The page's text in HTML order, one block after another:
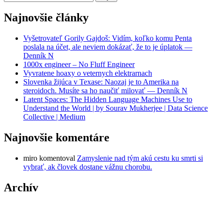
Najnovšie články
Vyšetrovateľ Gorily Gajdoš: Vidím, koľko komu Penta
poslala na účet, ale neviem dokázať, že to je úplatok —
Denník N
1000x engineer – No Fluff Engineer
Vyvratene hoaxy o veternych elektrarnach
Slovenka žijúca v Texase: Naozaj je to Amerika na
steroidoch. Musíte sa ho naučiť milovať — Denník N
Latent Spaces: The Hidden Language Machines Use to
Understand the World | by Sourav Mukherjee | Data Science
Collective | Medium
Najnovšie komentáre
miro komentoval Zamyslenie nad tým akú cestu ku smrti si
vybrať, ak človek dostane vážnu chorobu.
Archív